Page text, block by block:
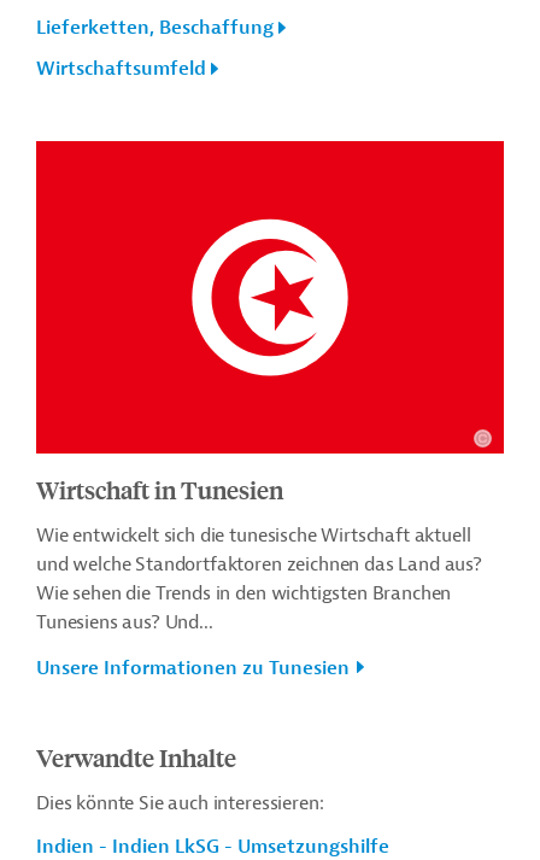
Lieferketten, Beschaffung
Wirtschaftsumfeld
Wirtschaft in Tunesien
Wie entwickelt sich die tunesische Wirtschaft aktuell
und welche Standortfaktoren zeichnen das Land aus?
Wie sehen die Trends in den wichtigsten Branchen
Tunesiens aus? Und...
Unsere Informationen zu Tunesien
Verwandte Inhalte
Dies könnte Sie auch interessieren:
Indien - Indien LkSG - Umsetzungshilfe